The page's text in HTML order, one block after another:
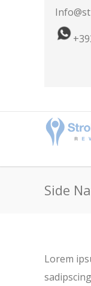
Side
Lorem